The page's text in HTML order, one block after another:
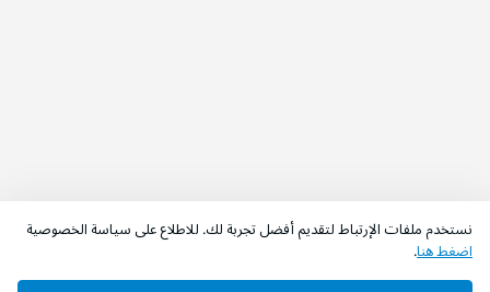
نستخدم ملفات الإرتباط لتقديم أفضل تجربة لك. للاطلاع على سياسة الخصوصية
اضغط هنا.